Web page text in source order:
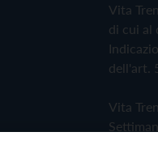
Vita
di cui al
dell'art.
Vita